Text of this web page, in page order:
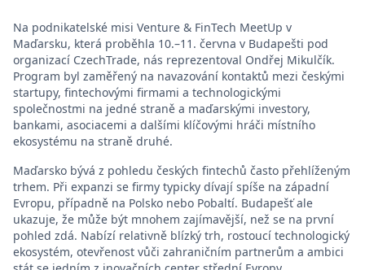
Na podnikatelské misi Venture & FinTech MeetUp v
Maďarsku, která proběhla 10.–11. června v Budapešti pod
organizací CzechTrade, nás reprezentoval Ondřej Mikulčík.
Program byl zaměřený na navazování kontaktů mezi českými
startupy, fintechovými firmami a technologickými
společnostmi na jedné straně a maďarskými investory,
bankami, asociacemi a dalšími klíčovými hráči místního
ekosystému na straně druhé.
Maďarsko bývá z pohledu českých fintechů často přehlíženým
trhem. Při expanzi se firmy typicky dívají spíše na západní
Evropu, případně na Polsko nebo Pobaltí. Budapešť ale
ukazuje, že může být mnohem zajímavější, než se na první
pohled zdá. Nabízí relativně blízký trh, rostoucí technologický
ekosystém, otevřenost vůči zahraničním partnerům a ambici